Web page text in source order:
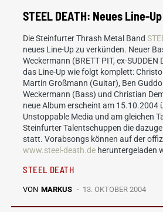
STEEL DEATH: Neues Line-Up
Die Steinfurter Thrash Metal Band
neues Line-Up zu verkünden. Neuer
Weckermann (BRETT PIT, ex-SUDDEN
das Line-Up wie folgt komplett:
Martin Großmann (Guitar), Ben
Weckermann (Bass) und Christian
neue Album erscheint am 15.10.2004
Unstoppable Media und am gleichen
Steinfurter Talentschuppen die
statt. Vorabsongs können auf der
www.steel-death.de heruntergeladen
STEEL DEATH
VON MARKUS 13. OKTOBER 2004